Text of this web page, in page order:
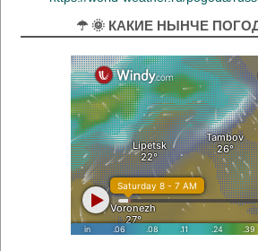
☂ 🌞 КАКИЕ НЫНЧЕ